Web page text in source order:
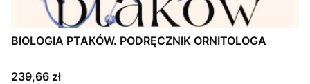
BIOLOGIA PTAKÓW. PODRĘCZNIK ORNITOLOGA
Cena
239,66 zł